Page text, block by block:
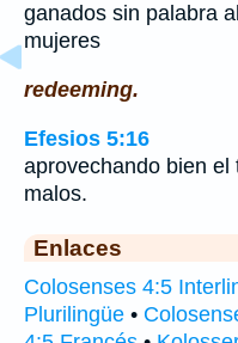
ganados sin palabra
mujeres
redeeming.
Efesios 5:16
aprovechando bien
malos.
Enlaces
Colosenses 4:5
Plurilingüe •